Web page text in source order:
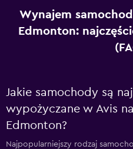
Wynajem
Edmonton:
Jakie samochody są
wypożyczane w Avis
Edmonton?
Najpopularniejszy rodzaj